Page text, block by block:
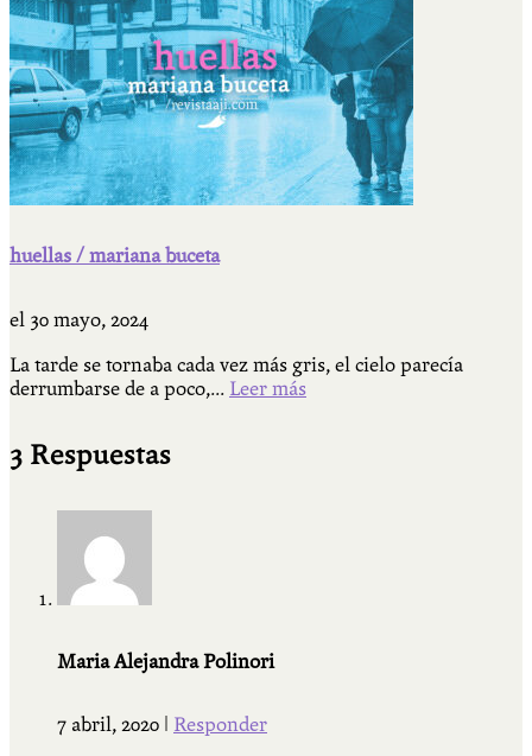
huellas / mariana buceta
el 30 mayo, 2024
La tarde se tornaba cada vez más gris, el cielo parecía
derrumbarse de a poco,... Leer más
3 Respuestas
Maria Alejandra Polinori
7 abril, 2020
Responder